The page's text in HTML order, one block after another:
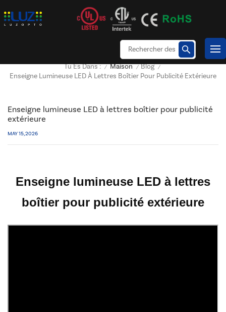
Tu Es Dans : / Maison / Blog /
Enseigne Lumineuse LED À Lettres Boîtier Pour Publicité Extérieure
Enseigne lumineuse LED à lettres boîtier pour publicité
extérieure
MAY 15, 2026
Enseigne lumineuse LED à lettres
boîtier pour publicité extérieure